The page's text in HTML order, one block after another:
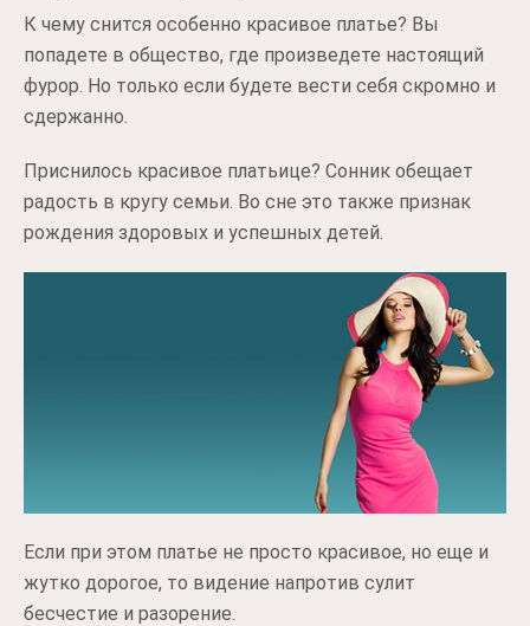
К чему снится особенно красивое платье? Вы
попадете в общество, где произведете настоящий
фурор. Но только если будете вести себя скромно и
сдержанно.
Приснилось красивое платьице? Сонник обещает
радость в кругу семьи. Во сне это также признак
рождения здоровых и успешных детей.
Если при этом платье не просто красивое, но еще и
жутко дорогое, то видение напротив сулит
бесчестие и разорение.